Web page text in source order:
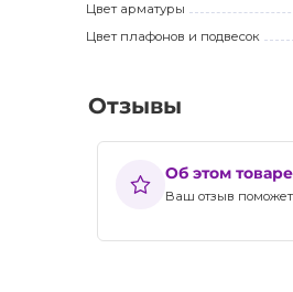
Цвет арматуры
Цвет плафонов и подвесок
Отзывы
Об этом
Ваш отзыв